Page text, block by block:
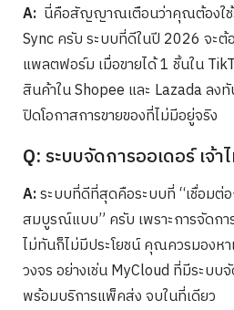
A: นี่คือสัญญาณเตือนว่าคุณต้องใช้
Sync ครับ ระบบที่ดีในปี 2026 จะต้
แพลตฟอร์ม เมื่อขายได้ 1 ชิ้นใน
สินค้าใน Shopee และ Lazada ลง
ปิดโอกาสการขายของที่ไม่มีอยู่จริง
Q: ระบบจัดการออเดอร์ เจ้
A:ระบบที่ดีที่สุดคือระบบที่ “เชื่อม
สมบูรณ์แบบ” ครับ เพราะการจัดก
ไม่ทันก็ไม่มีประโยชน์ คุณควรมองห
วงจร อย่างเช่น MyCloud ที่มีระบบ
พร้อมบริการแพ็คส่ง จบในที่เดียว